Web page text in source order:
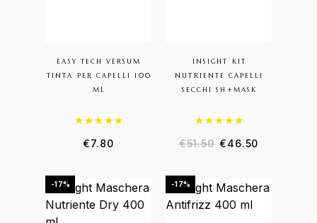
EASY TECH VERSUM
TINTA PER CAPELLI 100
ML
Valutato
€7.80
INSIGHT KIT
NUTRIENTE CAPELLI
SECCHI SH+MASK
Valutato
€51.50 €46.50
-17% -17%